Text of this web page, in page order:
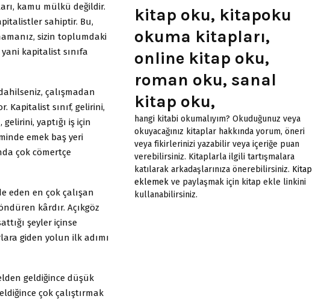
kamu mülkü değildir.
sahiptir. Bu,
sizin toplumdaki
kapitalist sınıfa
çalışmadan
Kapitalist sınıf, gelirini,
gelirini, yaptığı iş için
emek baş yeri
çok cömertçe
eden en çok çalışan
kârdır. Açıkgöz
şeyler içinse
giden yolun ilk adımı
geldiğince düşük
çok çalıştırmak
kitap oku, kitapoku
okuma kitapları,
online kitap oku,
roman oku, sanal
kitap oku,
hangi kitabi okumalıyım? Okuduğunuz veya
okuyacağınız kitaplar hakkında yorum, öneri
veya fikirlerinizi yazabilir veya içeriğe puan
verebilirsiniz. Kitaplarla ilgili tartışmalara
katılarak arkadaşlarınıza önerebilirsiniz. Kitap
eklemek ve paylaşmak için kitap ekle linkini
kullanabilirsiniz.